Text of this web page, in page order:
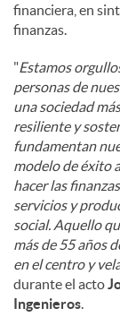
financiera, en
finanzas.
"Estamos
personas de
una sociedad
resiliente y
fundamentan
modelo de éxito
hacer las
servicios y
social. Aquello
más de 55 años
en el centro y
durante el acto
Ingenieros.